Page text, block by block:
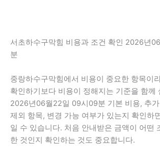
서초하수구막힘 비용과 조건 확인 2026년
분
중랑하수구막힘에서 비용이 중요한 항목이
확인하기보다 비용이 정해지는 기준을 함께
2026년06월22일 09시09분 기본 비용, 추
제외 항목, 변경 가능 여부가 있는지 확인하
일 수 있습니다. 처음 안내받은 금액이 어떤
한 것인지 확인하는 것도 중요합니다.